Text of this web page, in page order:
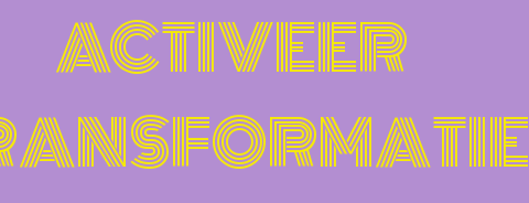
ACTIVEER